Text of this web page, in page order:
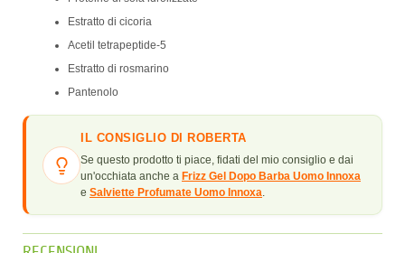
Estratto di cicoria
Acetil tetrapeptide-5
Estratto di rosmarino
Pantenolo
IL CONSIGLIO DI ROBERTA
Se questo prodotto ti piace, fidati del mio consiglio e dai
un'occhiata anche a Frizz Gel Dopo Barba Uomo Innoxa
e Salviette Profumate Uomo Innoxa.